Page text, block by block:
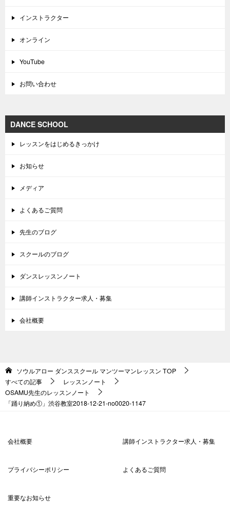
インストラクター
オンライン
YouTube
お問い合わせ
DANCE SCHOOL
レッスンをはじめるきっかけ
お知らせ
メディア
よくあるご質問
先生のブログ
スクールのブログ
ダンスレッスンノート
講師インストラクター求人・募集
会社概要
ソウルアロー ダンススクール マンツーマンレッスン TOP
すべての記事
レッスンノート
OSAMU先生のレッスンノート
「踊り納め①」渋谷教室2018-12-21-no0020-1147
会社概要 講師インストラクター求人・募集
プライバシーポリシー よくあるご質問
重要なお知らせ